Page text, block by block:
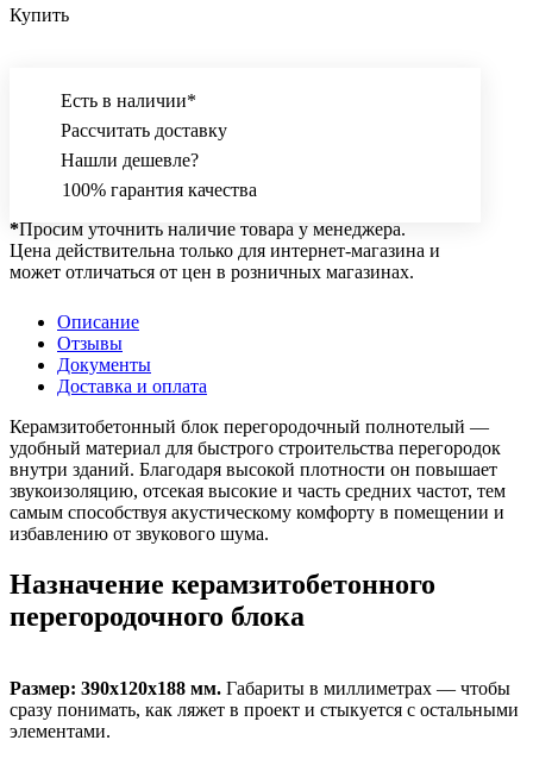
Купить
Есть в наличии*
Рассчитать доставку
Нашли дешевле?
100% гарантия качества
*Просим уточнить наличие товара у менеджера.
Цена действительна только для интернет-магазина и
может отличаться от цен в розничных магазинах.
Описание
Отзывы
Документы
Доставка и оплата
Керамзитобетонный блок перегородочный полнотелый —
удобный материал для быстрого строительства перегородок
внутри зданий. Благодаря высокой плотности он повышает
звукоизоляцию, отсекая высокие и часть средних частот, тем
самым способствуя акустическому комфорту в помещении и
избавлению от звукового шума.
Назначение керамзитобетонного
перегородочного блока
Размер: 390х120х188 мм. Габариты в миллиметрах — чтобы
сразу понимать, как ляжет в проект и стыкуется с остальными
элементами.